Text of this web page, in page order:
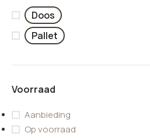
Doos
Pallet
Voorraad
Aanbieding
Op voorraad